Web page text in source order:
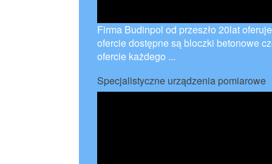
Firma Budinpol od przeszło 20lat
ofercie dostępne są bloczki betonowe
ofercie każdego ...
Specjalistyczne urządzenia pomiarowe